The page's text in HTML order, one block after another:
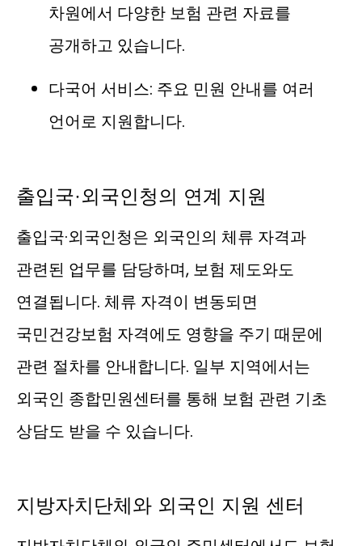
차원에서 다양한 보험 관련 자료를
공개하고 있습니다.
다국어 서비스: 주요 민원 안내를 여러
언어로 지원합니다.
출입국·외국인청의 연계 지원
출입국·외국인청은 외국인의 체류 자격과
관련된 업무를 담당하며, 보험 제도와도
연결됩니다. 체류 자격이 변동되면
국민건강보험 자격에도 영향을 주기 때문에
관련 절차를 안내합니다. 일부 지역에서는
외국인 종합민원센터를 통해 보험 관련 기초
상담도 받을 수 있습니다.
지방자치단체와 외국인 지원 센터